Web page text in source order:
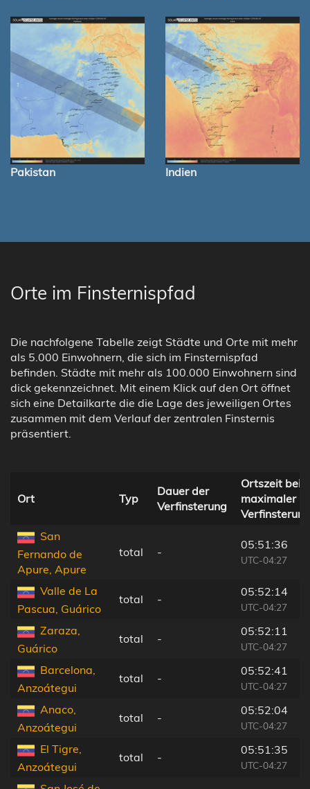
Pakistan Indien
Orte im Finsternispfad
Die nachfolgene Tabelle zeigt Städte und Orte mit mehr
als 5.000 Einwohnern, die sich im Finsternispfad
befinden. Städte mit mehr als 100.000 Einwohnern sind
dick gekennzeichnet. Mit einem Klick auf den Ort öffnet
sich eine Detailkarte die die Lage des jeweiligen Ortes
zusammen mit dem Verlauf der zentralen Finsternis
präsentiert.
Ort Typ
Dauer der
Verfinsterung
Ortszeit bei
maximaler
Verfinsterung
San
Fernando de
Apure, Apure
total -
05:51:36
UTC-04:27
Valle de La
Pascua, Guárico
total -
05:52:14
UTC-04:27
Zaraza,
Guárico
total -
05:52:11
UTC-04:27
Barcelona,
Anzoátegui
total -
05:52:41
UTC-04:27
Anaco,
Anzoátegui
total -
05:52:04
UTC-04:27
El Tigre,
Anzoátegui
total -
05:51:35
UTC-04:27